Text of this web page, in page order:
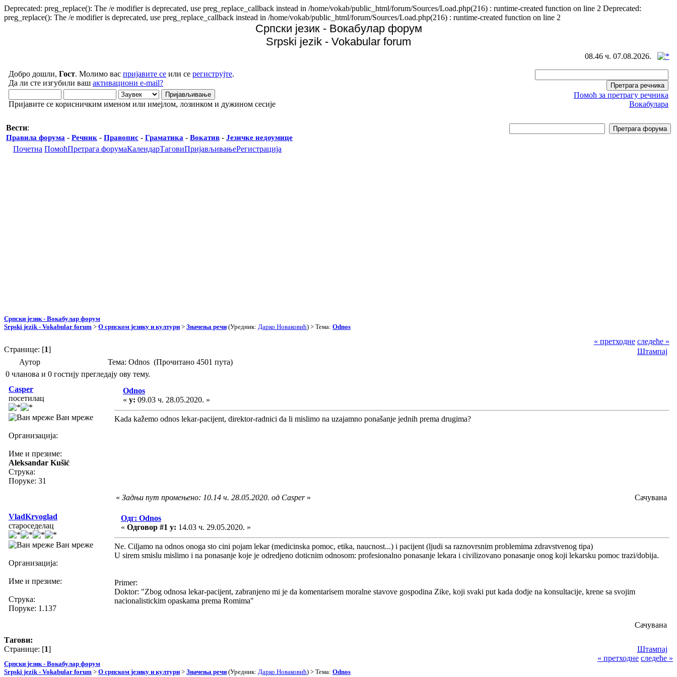
Deprecated: preg_replace(): The /e modifier is deprecated, use preg_replace_callback instead in /home/vokab/public_html/forum/Sources/Load.php(216) : runtime-created function on line 2 Deprecated:
preg_replace(): The /e modifier is deprecated, use preg_replace_callback instead in /home/vokab/public_html/forum/Sources/Load.php(216) : runtime-created function on line 2
Српски језик - Вокабулар форум
Srpski jezik - Vokabular forum
08.46 ч. 07.08.2026.
Добро дошли, Гост. Молимо вас пријавите се или се региструјте.
Да ли сте изгубили ваш активациони e-mail?
Пријавите се корисничким именом или имејлом, лозинком и дужином сесије
Помоћ за претрагу речника
Вокабулара
Вести:
Правила форума - Речник - Правопис - Граматика - Вокатив - Језичке недоумице
Почетна ПомоћПретрага форумаКалендарТаговиПријављивањеРегистрација
Српски језик - Вокабулар форум
Srpski jezik - Vokabular forum > О српском језику и култури > Значења речи (Уредник: Дарко Новаковић) > Тема: Odnos
Странице: [1]
« претходне следеће »
Штампај
Аутор
Тема: Odnos (Прочитано 4501 пута)
0 чланова и 0 гостију прегледају ову тему.
Casper
посетилац
Ван мреже
Организација:
Име и презиме:
Aleksandar Kušić
Струка:
Поруке: 31
Odnos
« у: 09.03 ч. 28.05.2020. »
Kada kažemo odnos lekar-pacijent, direktor-radnici da li mislimo na uzajamno ponašanje jednih prema drugima?
« Задњи пут промењено: 10.14 ч. 28.05.2020. од Casper» Сачувана
VladKrvoglad
староседелац
Ван мреже
Организација:
Име и презиме:
Струка:
Поруке: 1.137
Одг: Odnos
« Одговор #1 у: 14.03 ч. 29.05.2020. »
Ne. Ciljamo na odnos onoga sto cini pojam lekar (medicinska pomoc, etika, naucnost...) i pacijent (ljudi sa raznovrsnim problemima zdravstvenog tipa)
U sirem smislu mislimo i na ponasanje koje je odredjeno doticnim odnosom: profesionalno ponasanje lekara i civilizovano ponasanje onog koji lekarsku pomoc trazi/dobija.
Primer:
Doktor: "Zbog odnosa lekar-pacijent, zabranjeno mi je da komentarisem moralne stavove gospodina Zike, koji svaki put kada dodje na konsultacije, krene sa svojim
nacionalistickim opaskama prema Romima"
Сачувана
Тагови:
Странице: [1] Штампај
Српски језик - Вокабулар форум
Srpski jezik - Vokabular forum > О српском језику и култури > Значења речи (Уредник: Дарко Новаковић) > Тема: Odnos
« претходне следеће »